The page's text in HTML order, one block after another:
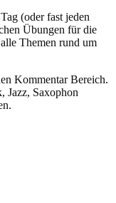
(oder fast jeden
Übungen für die
Themen rund um
Kommentar Bereich.
Jazz, Saxophon